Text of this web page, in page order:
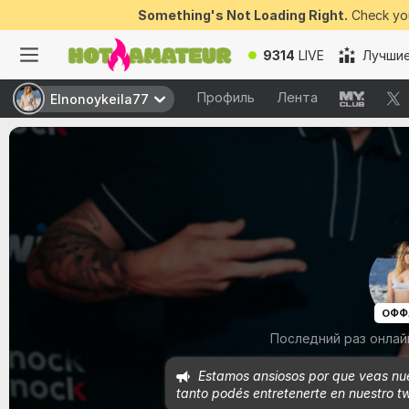
Something's Not Loading Right. Check
9314 LIVE
Elnonoykeila77 Профиль Лента
Elnonoykeila77
Последний раз
Estamos ansiosos por que veas
tanto podés entretenerte en nuestro